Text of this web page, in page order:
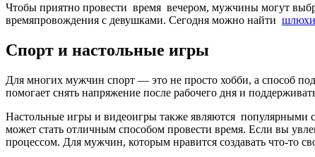
Чтобы приятно провести время вечером, мужчины могут
времяпровождения с девушками. Сегодня можно найти шлюхи
Спорт и настольные игры
Для многих мужчин спорт — это не просто хобби, а способ
помогает снять напряжение после рабочего дня и
Настольные игры и видеоигры также являются популярными
может стать отличным способом провести время. Если вы
процессом. Для мужчин, которым нравится создавать что-то